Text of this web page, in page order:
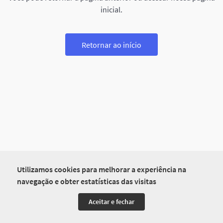
Utilizamos cookies para melhorar a experiência na
navegação e obter estatísticas das visitas
Aceitar e fechar
inicial.
Retornar ao início